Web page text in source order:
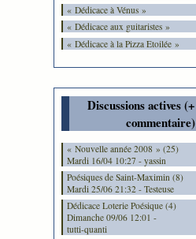
« Dédicace à Vénus »
« Dédicace aux guitaristes »
« Dédicace à la Pizza Etoilée »
Discussions actives (+
commentaire)
« Nouvelle année 2008 » (25)
Mardi 16/04 10:27 - yassin
Poésiques de Saint-Maximin (8)
Mardi 25/06 21:32 - Testeuse
Dédicace Loterie Poésique (4)
Dimanche 09/06 12:01 -
tutti-quanti